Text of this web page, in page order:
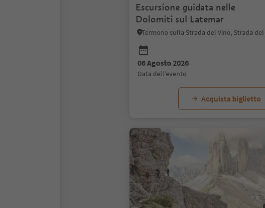
Escursione guidata nelle
Dolomiti sul Latemar
06 Agosto 2026
data dell'evento
Acquista biglietto